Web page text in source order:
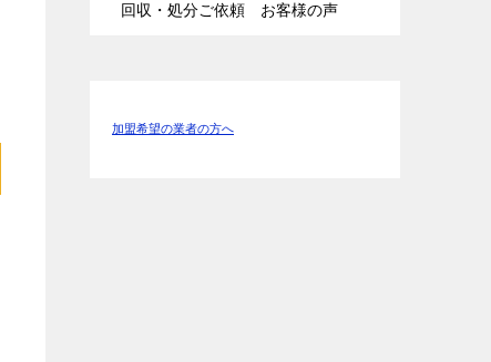
回収・処分ご依頼 お客様の声
加盟希望の業者の方へ